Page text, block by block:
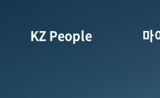
KZ People 마